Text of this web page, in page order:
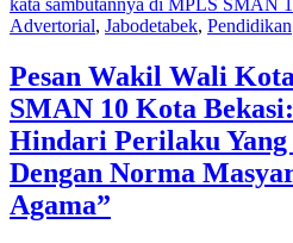
Advertorial, Jabodetabek, Pendidikan
Pesan Wakil Wali
SMAN 10 Kota
Hindari Perilaku Yang
Dengan Norma
Agama”